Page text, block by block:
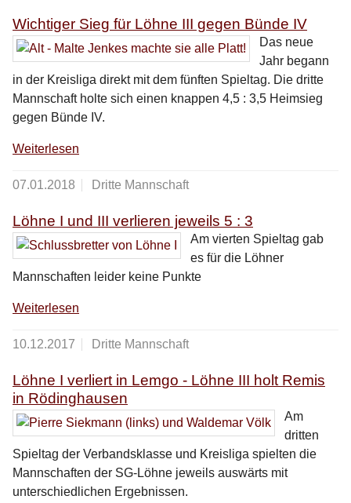
Wichtiger Sieg für Löhne III gegen Bünde IV
Das neue
Jahr begann
in der Kreisliga direkt mit dem fünften Spieltag. Die dritte
Mannschaft holte sich einen knappen 4,5 : 3,5 Heimsieg
gegen Bünde IV.
Weiterlesen
07.01.2018 Dritte Mannschaft
Löhne I und III verlieren jeweils 5 : 3
Am vierten Spieltag gab
es für die Löhner
Mannschaften leider keine Punkte
Weiterlesen
10.12.2017 Dritte Mannschaft
Löhne I verliert in Lemgo - Löhne III holt Remis
in Rödinghausen
Am
dritten
Spieltag der Verbandsklasse und Kreisliga spielten die
Mannschaften der SG-Löhne jeweils auswärts mit
unterschiedlichen Ergebnissen.